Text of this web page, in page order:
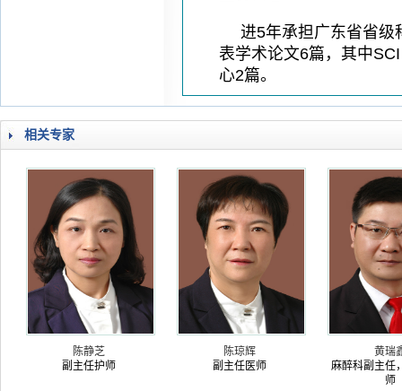
进5年承担广东省省级
表学术论文6篇，其中
心2篇。
相关专家
陈静芝
副主任护师
陈琼辉
副主任医师
黄瑞
麻醉科副主任
师